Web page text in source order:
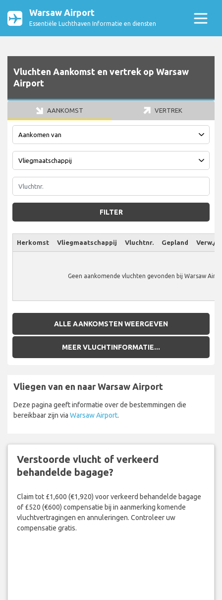
Warsaw Airport
Essentiële Luchthaven Informatie en diensten
Vluchten Aankomst en vertrek op Warsaw
Airport
AANKOMST VERTREK
FILTER
Herkomst Vliegmaatschappij Vluchtnr. Gepland Verw./
Geen aankomende vluchten gevonden bij Warsaw
ALLE AANKOMSTEN WEERGEVEN
MEER VLUCHTINFORMATIE...
Vliegen van en naar Warsaw Airport
Deze pagina geeft informatie over de bestemmingen die
bereikbaar zijn via Warsaw Airport.
Verstoorde vlucht of verkeerd
behandelde bagage?
Claim tot £1,600 (€1,920) voor verkeerd behandelde bagage
of £520 (€600) compensatie bij in aanmerking komende
vluchtvertragingen en annuleringen. Controleer uw
compensatie gratis.